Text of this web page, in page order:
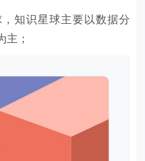
，知识星球主要以数据分
主；